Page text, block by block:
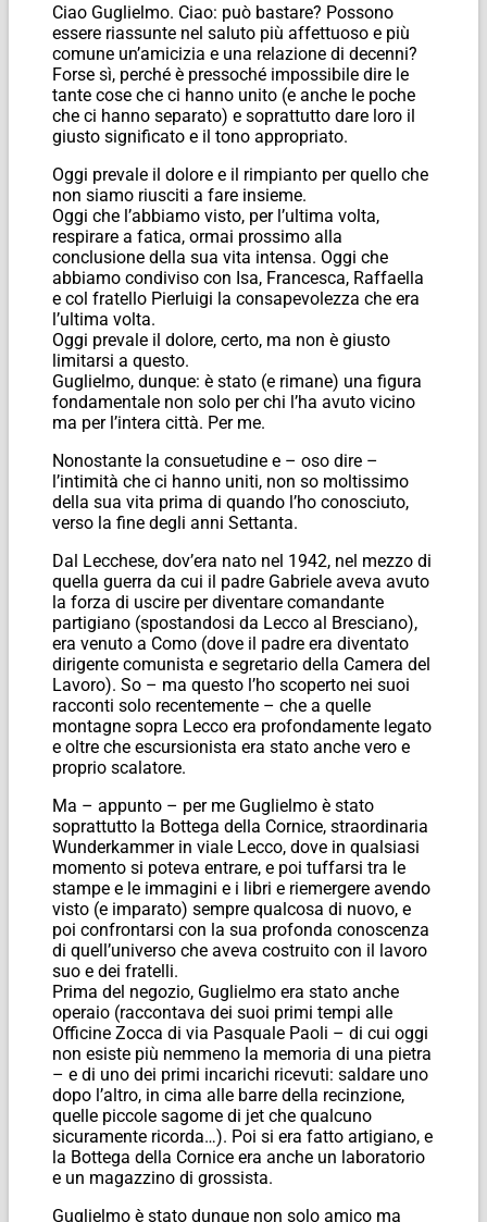
Ciao Guglielmo. Ciao: può bastare? Possono
essere riassunte nel saluto più affettuoso e più
comune un’amicizia e una relazione di decenni?
Forse sì, perché è pressoché impossibile dire le
tante cose che ci hanno unito (e anche le poche
che ci hanno separato) e soprattutto dare loro il
giusto significato e il tono appropriato.
Oggi prevale il dolore e il rimpianto per quello che
non siamo riusciti a fare insieme.
Oggi che l’abbiamo visto, per l’ultima volta,
respirare a fatica, ormai prossimo alla
conclusione della sua vita intensa. Oggi che
abbiamo condiviso con Isa, Francesca, Raffaella
e col fratello Pierluigi la consapevolezza che era
l’ultima volta.
Oggi prevale il dolore, certo, ma non è giusto
limitarsi a questo.
Guglielmo, dunque: è stato (e rimane) una figura
fondamentale non solo per chi l’ha avuto vicino
ma per l’intera città. Per me.
Nonostante la consuetudine e – oso dire –
l’intimità che ci hanno uniti, non so moltissimo
della sua vita prima di quando l’ho conosciuto,
verso la fine degli anni Settanta.
Dal Lecchese, dov’era nato nel 1942, nel mezzo di
quella guerra da cui il padre Gabriele aveva avuto
la forza di uscire per diventare comandante
partigiano (spostandosi da Lecco al Bresciano),
era venuto a Como (dove il padre era diventato
dirigente comunista e segretario della Camera del
Lavoro). So – ma questo l’ho scoperto nei suoi
racconti solo recentemente – che a quelle
montagne sopra Lecco era profondamente legato
e oltre che escursionista era stato anche vero e
proprio scalatore.
Ma – appunto – per me Guglielmo è stato
soprattutto la Bottega della Cornice, straordinaria
Wunderkammer in viale Lecco, dove in qualsiasi
momento si poteva entrare, e poi tuffarsi tra le
stampe e le immagini e i libri e riemergere avendo
visto (e imparato) sempre qualcosa di nuovo, e
poi confrontarsi con la sua profonda conoscenza
di quell’universo che aveva costruito con il lavoro
suo e dei fratelli.
Prima del negozio, Guglielmo era stato anche
operaio (raccontava dei suoi primi tempi alle
Officine Zocca di via Pasquale Paoli – di cui oggi
non esiste più nemmeno la memoria di una pietra
– e di uno dei primi incarichi ricevuti: saldare uno
dopo l’altro, in cima alle barre della recinzione,
quelle piccole sagome di jet che qualcuno
sicuramente ricorda…). Poi si era fatto artigiano, e
la Bottega della Cornice era anche un laboratorio
e un magazzino di grossista.
Guglielmo è stato dunque non solo amico ma